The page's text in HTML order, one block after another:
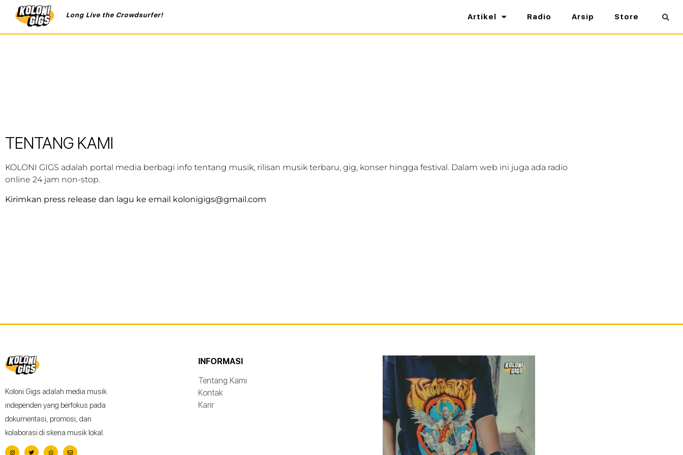
Long Live the Crowdsurfer! Artikel Radio Arsip Store
TENTANG KAMI
KOLONI GIGS adalah portal media berbagi info tentang musik, rilisan musik terbaru, gig, konser hingga festival. Dalam web ini juga ada radio
online 24 jam non-stop.
Kirimkan press release dan lagu ke email kolonigigs@gmail.com
Koloni Gigs adalah media musik
independen yang berfokus pada
dokumentasi, promosi, dan
kolaborasi di skena musik lokal.
INFORMASI
Tentang Kami
Kontak
Karir